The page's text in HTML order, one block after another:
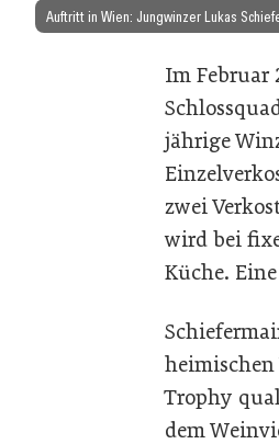
Auftritt in Wien: Jungwinzer Lukas
Im Februar
jährige
zwei
wird bei
Küche.
heimischen
Trophy
dem